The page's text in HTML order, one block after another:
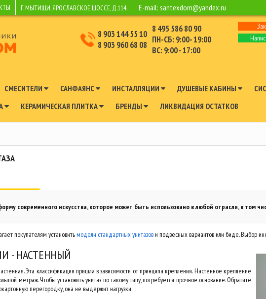
Г. МЫТИЩИ, ЯРОСЛАВСКОЕ ШОССЕ, Д.114. E-mail: santexdom@yandex.ru
8 903 144 55 10
8 903 960 68 08
8 495 586 80 90
ПН-СБ: 9:00- 19:00
ВС: 9:00 - 17:00
СМЕСИТЕЛИ САНФАЯНС ИНСТАЛЛЯЦИИ ДУШЕВЫЕ КАБИНЫ
КЕРАМИЧЕСКАЯ ПЛИТКА БРЕНДЫ ЛИКВИДАЦИЯ ОСТАТКОВ
современного искусства, которое может быть использовано в любой отрасли, в том
покупателям установитьмодели стандартных унитазови подвесных вариантов или биде. Выбор
- НАСТЕННЫЙ
Эта классификация пришла в зависимости от принципа крепления. Настенное крепление
метраж. Чтобы установить унитаз по такому типу, потребуется прочное основание. Обратите
перегородку, она не выдержит нагрузки.